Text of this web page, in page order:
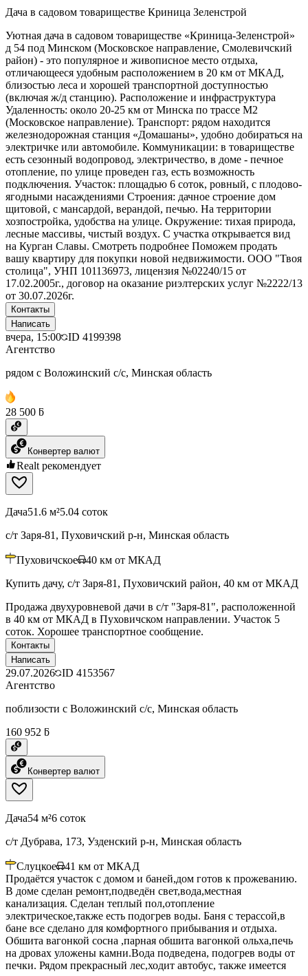
Дача в садовом товариществе Криница Зеленстрой
Уютная дача в садовом товариществе «Криница-Зеленстрой»
д 54 под Минском (Московское направление, Смолевичский
район) - это популярное и живописное место отдыха,
отличающееся удобным расположением в 20 км от МКАД,
близостью леса и хорошей транспортной доступностью
(включая ж/д станцию). Расположение и инфраструктура
Удаленность: около 20-25 км от Минска по трассе М2
(Московское направление). Транспорт: рядом находится
железнодорожная станция «Домашаны», удобно добираться на
электричке или автомобиле. Коммуникации: в товариществе
есть сезонный водопровод, электричество, в доме - печное
отопление, по улице проведен газ, есть возможность
подключения. Участок: площадью 6 соток, ровный, с плодово-
ягодными насаждениями Строения: дачное строение дом
щитовой, с мансардой, верандой, печью. На территории
хозпостройка, удобства на улице. Окружение: тихая природа,
лесные массивы, чистый воздух. С участка открывается вид
на Курган Славы. Смотреть подробнее Поможем продать
вашу квартиру для покупки новой недвижимости. ООО "Твоя
столица", УНП 101136973, лицензия №02240/15 от
17.02.2005г., договор на оказание риэлтерских услуг №2222/13
от 30.07.2026г.
Контакты
Написать
вчера, 15:00 ID 4199398
Агентство
рядом с Воложинский с/с, Минская область
28 500 ƃ
Конвертер валют
Realt рекомендует
Дача51.6 м²5.04 соток
с/т Заря-81, Пуховичский р-н, Минская область
Пуховичское 40 км от МКАД
Купить дачу, с/т Заря-81, Пуховичский район, 40 км от МКАД
Продажа двухуровневой дачи в с/т "Заря-81", расположенной
в 40 км от МКАД в Пуховичском направлении. Участок 5
соток. Хорошее транспортное сообщение.
Контакты
Написать
29.07.2026 ID 4153567
Агентство
поблизости с Воложинский с/с, Минская область
160 952 ƃ
Конвертер валют
Дача54 м²6 соток
с/т Дубрава, 173, Узденский р-н, Минская область
Слуцкое 41 км от МКАД
Продаётся участок с домом и баней,дом готов к прожеванию.
В доме сделан ремонт,подведён свет,вода,местная
канализация. Сделан теплый пол,отопление
электрическое,также есть подогрев воды. Баня с терассой,в
бане все сделано для комфортного прибывания и отдыха.
Обшита вагонкой сосна ,парная обшита вагонкой ольха,печь
на дровах уложены камни.Вода подведена, подогрев воды от
печки. Рядом прекрасный лес,ходит автобус, также имеется